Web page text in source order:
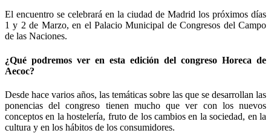
El encuentro se celebrará en la ciudad de Madrid los próximos días
1 y 2 de Marzo, en el Palacio Municipal de Congresos del Campo
de las Naciones.
¿Qué podremos ver en esta edición del congreso Horeca de
Aecoc?
Desde hace varios años, las temáticas sobre las que se desarrollan las
ponencias del congreso tienen mucho que ver con los nuevos
conceptos en la hostelería, fruto de los cambios en la sociedad, en la
cultura y en los hábitos de los consumidores.